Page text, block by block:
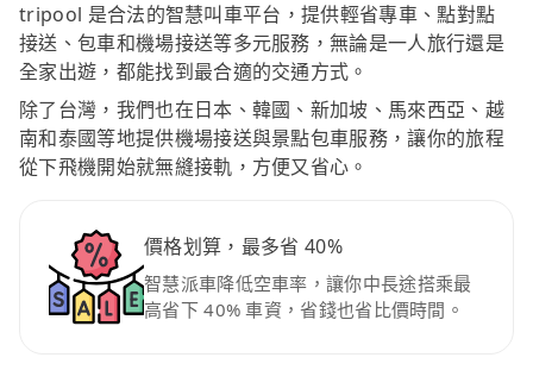
tripool 是合法的智慧叫車平台，提供輕省專車、點對點
接送、包車和機場接送等多元服務，無論是一人旅行還是
全家出遊，都能找到最合適的交通方式。
除了台灣，我們也在日本、韓國、新加坡、馬來西亞、越
南和泰國等地提供機場接送與景點包車服務，讓你的旅程
從下飛機開始就無縫接軌，方便又省心。
價格划算，最多省 40%
智慧派車降低空車率，讓你中長途搭乘最
高省下 40% 車資，省錢也省比價時間。